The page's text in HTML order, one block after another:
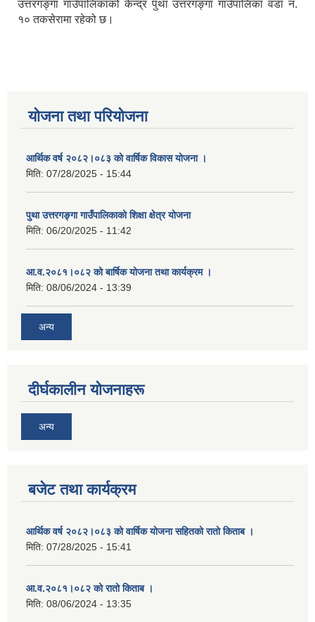
उत्तरगङ्गा गाउँपालिकाको केन्द्र पुथा उत्तरगङ्गा गाउँपालिका वडा नं.
१० तकसेरामा रहेको छ।
योजना तथा परियोजना
आर्थिक वर्ष २०८२।०८३ को वार्षिक विकास योजना ।
मिति: 07/28/2025 - 15:44
पुथा उत्तरगङ्गा गाउँपालिकाको शिक्षा क्षेत्र योजना
मिति: 06/20/2025 - 11:42
आ.व.२०८१।०८२ को बार्षिक योजना तथा कार्यक्रम ।
मिति: 08/06/2024 - 13:39
अन्य
दीर्घकालीन योजनाहरू
अन्य
बजेट तथा कार्यक्रम
आर्थिक वर्ष २०८२।०८३ को वार्षिक योजना सहितको रातो किताब ।
मिति: 07/28/2025 - 15:41
आ.व.२०८१।०८२ को रातो किताब ।
मिति: 08/06/2024 - 13:35